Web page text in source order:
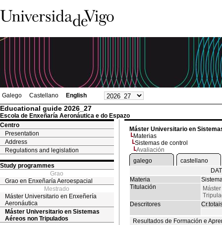
Galego Castellano English
Educational guide 2026_27
Escola de Enxeñaría Aeronáutica e do Espazo
Centro
Presentation
Address
Regulations and legislation
Study programmes
Grao
Grao en Enxeñaría Aeroespacial
Mestrado
Máster Universitario en Enxeñería
Aeronáutica
Máster Universitario en Sistemas
Aéreos non Tripulados
Máster Universitario en
Materias
Sistemas de control
Avaliación
galego
castellano
Materia
Titulación
Descritores
Resultados de Formación e